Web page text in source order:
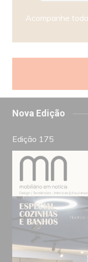
Acompanhe
Nova Edição
Edição 175